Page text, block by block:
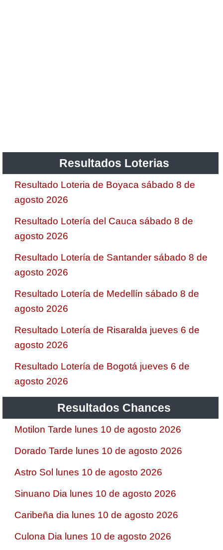
Resultados Loterias
Resultado Loteria de Boyaca sábado 8 de
agosto 2026
Resultado Lotería del Cauca sábado 8 de
agosto 2026
Resultado Lotería de Santander sábado 8 de
agosto 2026
Resultado Lotería de Medellín sábado 8 de
agosto 2026
Resultado Lotería de Risaralda jueves 6 de
agosto 2026
Resultado Lotería de Bogotá jueves 6 de
agosto 2026
Resultados Chances
Motilon Tarde lunes 10 de agosto 2026
Dorado Tarde lunes 10 de agosto 2026
Astro Sol lunes 10 de agosto 2026
Sinuano Dia lunes 10 de agosto 2026
Caribeña dia lunes 10 de agosto 2026
Culona Dia lunes 10 de agosto 2026